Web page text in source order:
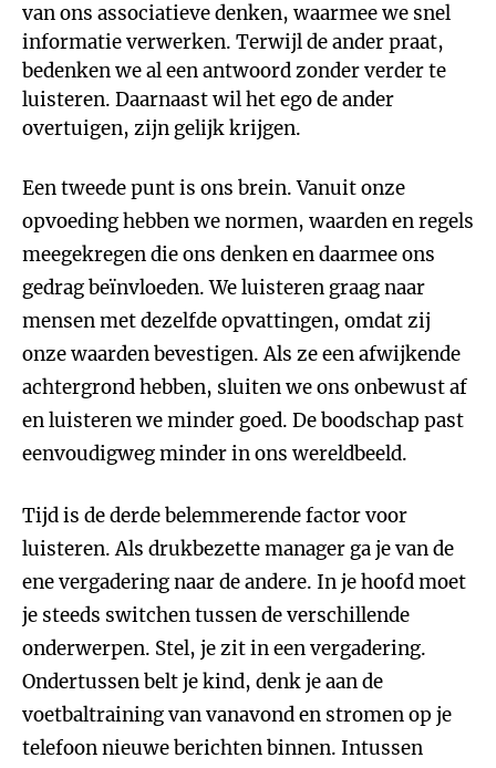
van ons associatieve denken, waarmee we snel
informatie verwerken. Terwijl de ander praat,
bedenken we al een antwoord zonder verder te
luisteren. Daarnaast wil het ego de ander
overtuigen, zijn gelijk krijgen.
Een tweede punt is ons brein. Vanuit onze
opvoeding hebben we normen, waarden en regels
meegekregen die ons denken en daarmee ons
gedrag beïnvloeden. We luisteren graag naar
mensen met dezelfde opvattingen, omdat zij
onze waarden bevestigen. Als ze een afwijkende
achtergrond hebben, sluiten we ons onbewust af
en luisteren we minder goed. De boodschap past
eenvoudigweg minder in ons wereldbeeld.
Tijd is de derde belemmerende factor voor
luisteren. Als drukbezette manager ga je van de
ene vergadering naar de andere. In je hoofd moet
je steeds switchen tussen de verschillende
onderwerpen. Stel, je zit in een vergadering.
Ondertussen belt je kind, denk je aan de
voetbaltraining van vanavond en stromen op je
telefoon nieuwe berichten binnen. Intussen